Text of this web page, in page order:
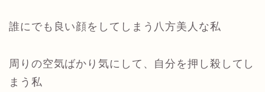
誰にでも良い顔をしてしまう八方美人な私
周りの空気ばかり気にして、自分を押し殺してし
まう私